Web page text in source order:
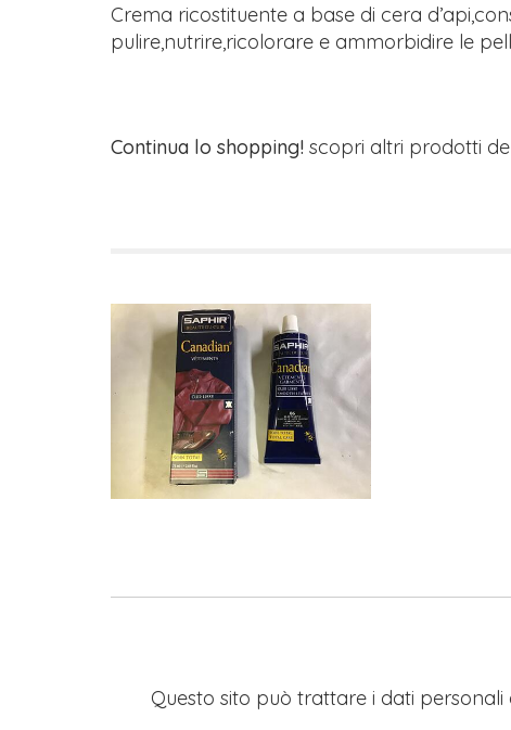
Crema ricostituente a base di cera
pulire,nutrire,ricolorare e ammorbidire le
Continua lo shopping! scopri altri prodotti
Questo sito può trattare i dati personali